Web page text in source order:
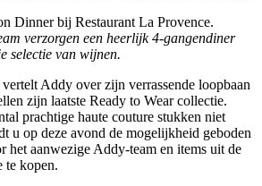
Dinner bij Restaurant La Provence.
verzorgen een heerlijk 4-gangendiner
selectie van wijnen.
Addy over zijn verrassende loopbaan
zijn laatste Ready to Wear collectie.
prachtige haute couture stukken niet
u op deze avond de mogelijkheid geboden
het aanwezige Addy-team en items uit de
te kopen.